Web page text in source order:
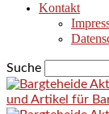
Kontakt
Suche
und Artikel für